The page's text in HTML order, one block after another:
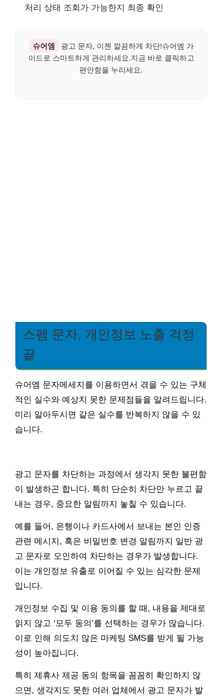
처리 상태 조회가 가능한지 최종 확인
슈어엠
광고 문자, 이젠 깔끔하게 차단!슈어엠 가
이드로 스마트하게 관리하세요.지금 바로 클릭하고
편안함을 누리세요.
스팸 문자, 개인정보 노출 걱정
끝
슈어엠 문자메세지를 이용하면서 겪을 수 있는 구체
적인 실수와 예상치 못한 문제점들을 알려드립니다.
미리 알아두시면 같은 실수를 반복하지 않을 수 있
습니다.
광고 문자를 차단하는 과정에서 생각지 못한 불편함
이 발생하곤 합니다. 특히 단순히 차단만 누르고 끝
내는 경우, 중요한 알림까지 놓칠 수 있습니다.
예를 들어, 은행이나 카드사에서 보내는 본인 인증
관련 메시지, 혹은 비밀번호 변경 알림까지 일반 광
고 문자로 오인하여 차단하는 경우가 발생합니다.
이는 개인정보 유출로 이어질 수 있는 심각한 문제
입니다.
개인정보 수집 및 이용 동의를 할 때, 내용을 제대로
읽지 않고 ‘모두 동의’를 선택하는 경우가 많습니다.
이로 인해 의도치 않은 마케팅 SMS를 받게 될 가능
성이 높아집니다.
특히 제휴사 제공 동의 항목을 꼼꼼히 확인하지 않
으면, 생각지도 못한 여러 업체에서 광고 문자가 발